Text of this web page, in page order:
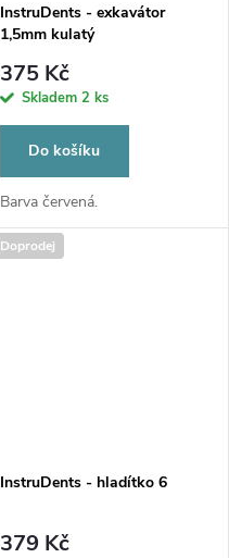
InstruDents - exkavátor
1,5mm kulatý
375 Kč
Skladem 2 ks
Do košíku
Barva červená.
Doprodej
InstruDents - hladítko 6
379 Kč